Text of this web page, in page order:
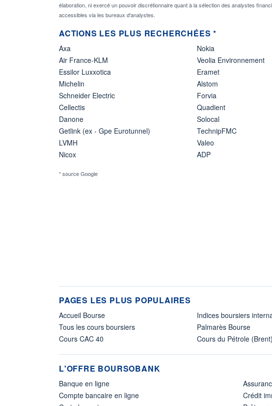
élaboration, ni exercé un pouvoir discrétionnaire quant à la sélection des analystes
accessibles via les bureaux d'analystes.
ACTIONS LES PLUS RECHERCHÉES *
Axa
Air France-KLM
Essilor Luxxotica
Michelin
Schneider Electric
Cellectis
Danone
Getlink (ex - Gpe Eurotunnel)
LVMH
Nicox
Nokia
Veolia Environnement
Eramet
Alstom
Forvia
Quadient
Solocal
TechnipFMC
Valeo
ADP
* source Google
PAGES LES PLUS POPULAIRES
Accueil Bourse
Tous les cours boursiers
Cours CAC 40
Indices boursiers
Palmarès Bourse
Cours du Pétrole (Brent)
L'OFFRE BOURSOBANK
Banque en ligne
Compte bancaire en ligne
Crédit